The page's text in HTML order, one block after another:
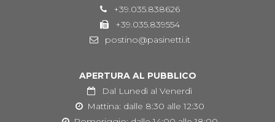
+39.035.838626
+39.035.839554
postino@pasinetti.it
APERTURA AL PUBBLICO
Dal Lunedì al Venerdì
Mattina: dalle 8:30 alle 12:30